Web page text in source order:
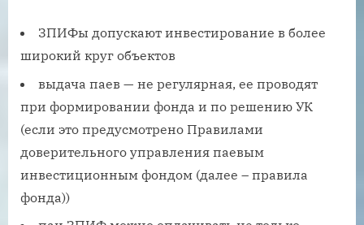
ЗПИФы допускают инвестирование в более
широкий круг объектов
выдача паев — не регулярная, ее проводят
при формировании фонда и по решению УК
(если это предусмотрено Правилами
доверительного управления паевым
инвестиционным фондом (далее – правила
фонда))